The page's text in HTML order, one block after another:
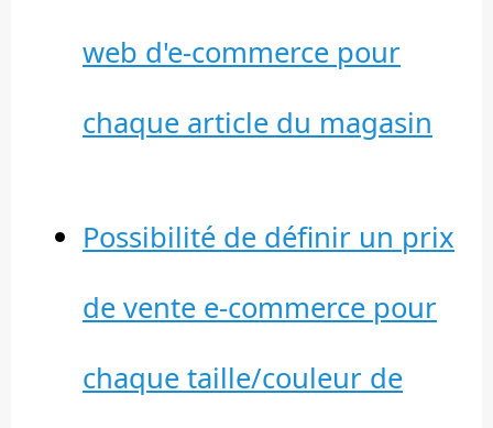
web d'e-commerce pour
chaque article du magasin
Possibilité de définir un prix
de vente e-commerce pour
chaque taille/couleur de